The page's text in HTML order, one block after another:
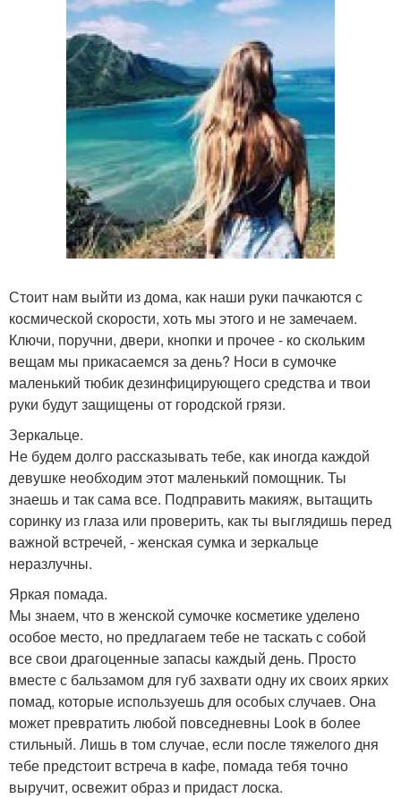
Стоит нам выйти из дома, как наши руки пачкаются с
космической скорости, хоть мы этого и не замечаем.
Ключи, поручни, двери, кнопки и прочее - ко скольким
вещам мы прикасаемся за день? Носи в сумочке
маленький тюбик дезинфицирующего средства и твои
руки будут защищены от городской грязи.
Зеркальце.
Не будем долго рассказывать тебе, как иногда каждой
девушке необходим этот маленький помощник. Ты
знаешь и так сама все. Подправить макияж, вытащить
соринку из глаза или проверить, как ты выглядишь перед
важной встречей, - женская сумка и зеркальце
неразлучны.
Яркая помада.
Мы знаем, что в женской сумочке косметике уделено
особое место, но предлагаем тебе не таскать с собой
все свои драгоценные запасы каждый день. Просто
вместе с бальзамом для губ захвати одну их своих ярких
помад, которые используешь для особых случаев. Она
может превратить любой повседневны Look в более
стильный. Лишь в том случае, если после тяжелого дня
тебе предстоит встреча в кафе, помада тебя точно
выручит, освежит образ и придаст лоска.